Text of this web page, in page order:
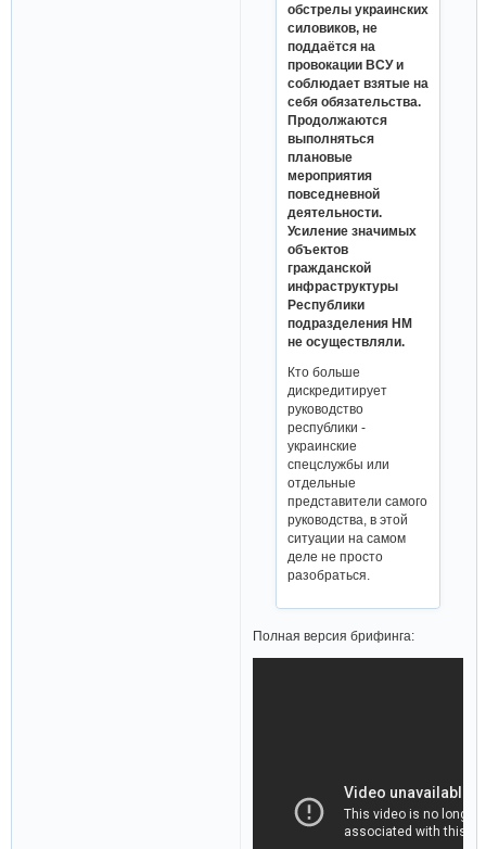
обстрелы украинских
силовиков, не
поддаётся на
провокации ВСУ и
соблюдает взятые на
себя обязательства.
Продолжаются
выполняться
плановые
мероприятия
повседневной
деятельности.
Усиление значимых
объектов
гражданской
инфраструктуры
Республики
подразделения НМ
не осуществляли.
Кто больше
дискредитирует
руководство
республики -
украинские
спецслужбы или
отдельные
представители самого
руководства, в этой
ситуации на самом
деле не просто
разобраться.
Полная версия брифинга: